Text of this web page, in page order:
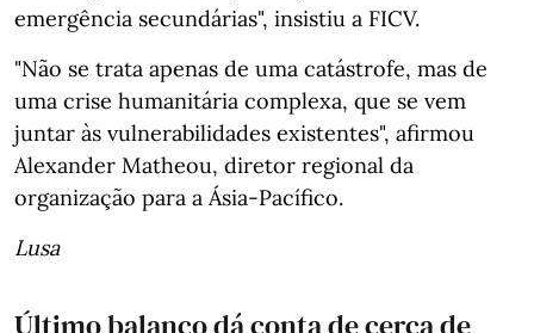
emergência secundárias", insistiu a FICV.
"Não se trata apenas de uma catástrofe, mas de
uma crise humanitária complexa, que se vem
juntar às vulnerabilidades existentes", afirmou
Alexander Matheou, diretor regional da
organização para a Ásia-Pacífico.
Lusa
Último balanço dá conta de cerca de